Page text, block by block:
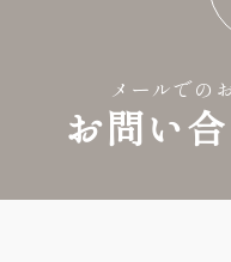
メールでの
お問い